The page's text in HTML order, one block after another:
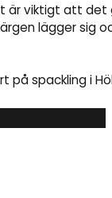
är viktigt att
lägger sig
på spackling i